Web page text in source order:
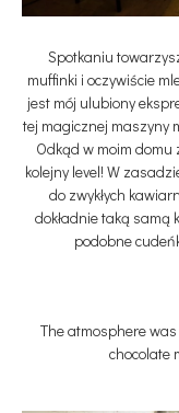
Spotkaniu
muffinki i oczywiście
jest mój ulubiony
tej magicznej maszyny
Odkąd w moim domu
kolejny level! W
do zwykłych
dokładnie taką samą
podobne
The atmosphere
chocolate